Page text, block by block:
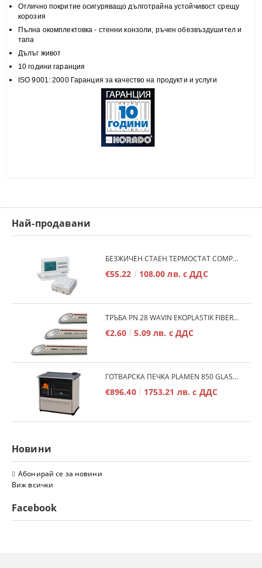
Отлично покритие осигуряващо дълготрайна устойчивост срещу
корозия
Пълна окомплектовка - стенни конзоли, ръчен обезвъздушител и
тапа
Дълъг живот
10 години гаранция
ISO 9001: 2000 Гаранция за качество на продукти и услуги
Най-продавани
БЕЗЖИЧЕН СТАЕН ТЕРМОСТАТ COMPUTHERM Q7RF
€55.22 108.00 лв. с ДДС
ТРЪБА PN 28 WAVIN EKOPLASTIK FIBER BASALT PLUS - 3М/БР.
€2.60 5.09 лв. с ДДС
ГОТВАРСКА ПЕЧКА PLAMEN 850 GLAS 11KW
€896.40 1753.21 лв. с ДДС
Новини
Абонирай се за новини
Виж всички
Facebook